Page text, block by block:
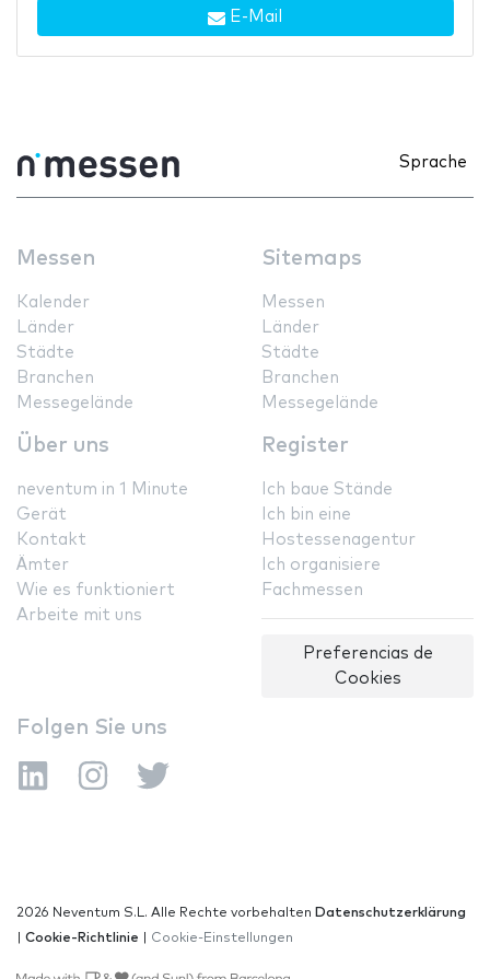
E-Mail
Sprache
Messen
Kalender
Länder
Städte
Branchen
Messegelände
Sitemaps
Messen
Länder
Städte
Branchen
Messegelände
Über uns
neventum in 1 Minute
Gerät
Kontakt
Ämter
Wie es funktioniert
Arbeite mit uns
Register
Ich baue Stände
Ich bin eine
Hostessenagentur
Ich organisiere
Fachmessen
Preferencias de
Cookies
Folgen Sie uns
2026 Neventum S.L. Alle Rechte vorbehalten Datenschutzerklärung
Cookie-Richtlinie Cookie-Einstellungen